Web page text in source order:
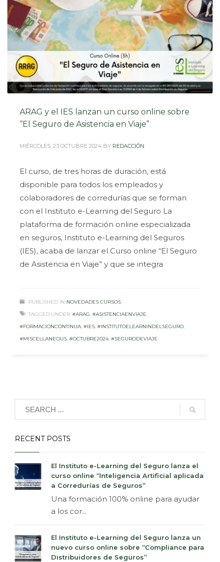
ARAG y el IES lanzan un curso online sobre
“El Seguro de Asistencia en Viaje”
MIÉRCOLES, 23 OCTUBRE 2024 BY REDACCIÓN
El curso, de tres horas de duración, está
disponible para todos los empleados y
colaboradores de corredurías que se forman
con el Instituto e-Learning del Seguro La
plataforma de formación online especializada
en seguros, Instituto e-Learning del Seguros
(IES), acaba de lanzar el Curso online “El Seguro
de Asistencia en Viaje” y que se integra
PUBLISHED IN NOVEDADES CURSOS
TAGGED UNDER: #ARAG, #ASISTENCIAENVIAJE,
#FORMACIONCONTINUA, #IES, #INSTITUTOELEARNINDELSEGURO,
#MISCELLANEOUS, #OCTUBRE2024, #SEGURODEVIAJE
RECENT POSTS
El Instituto e-Learning del Seguro lanza el
curso online “Inteligencia Artificial aplicada
a Corredurías de Seguros”
Una formación 100% online para ayudar
a los cor...
El Instituto e-Learning del Seguro lanza un
nuevo curso online sobre “Compliance para
Distribuidores de Seguros”